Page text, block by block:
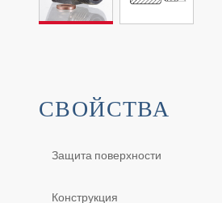
СВОЙСТВА
Защита поверхности
Конструкция